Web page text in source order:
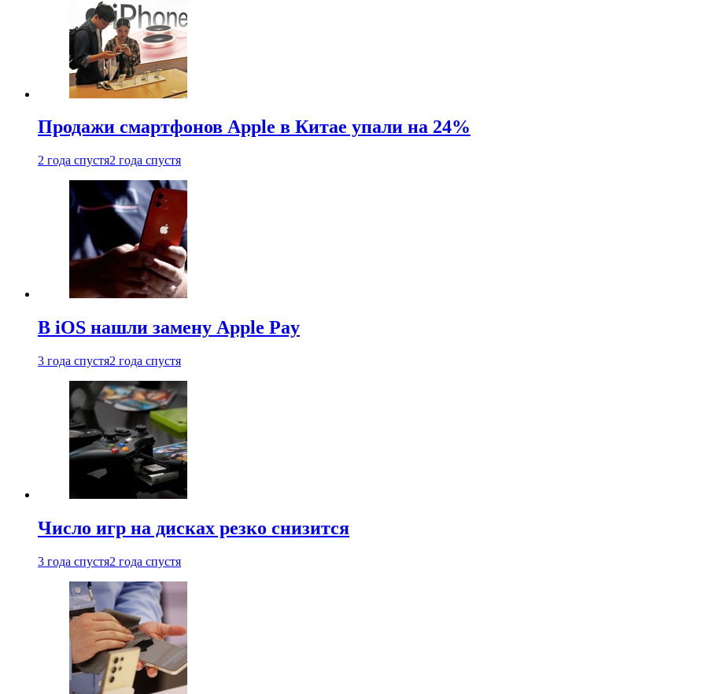
Продажи смартфонов Apple в Китае упали на 24%
2 года спустя2 года спустя
В iOS нашли замену Apple Pay
3 года спустя2 года спустя
Число игр на дисках резко снизится
3 года спустя2 года спустя